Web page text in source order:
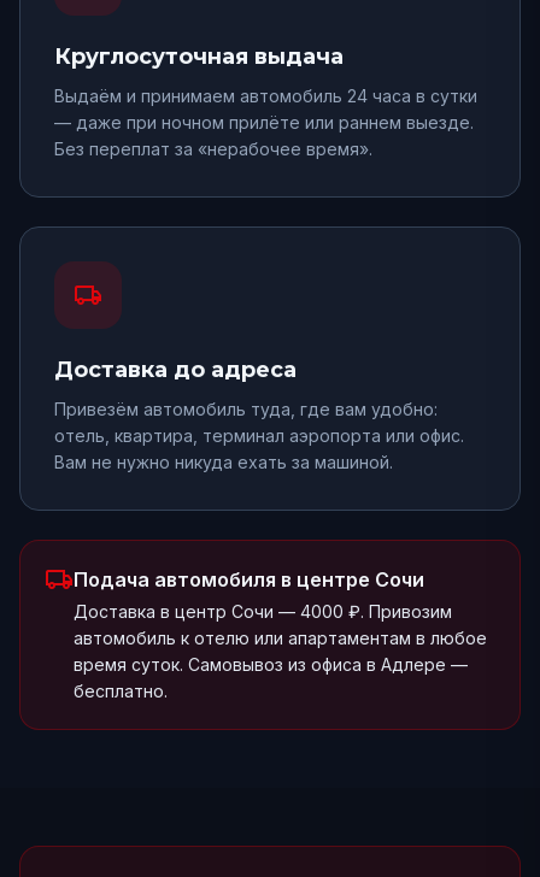
Круглосуточная выдача
Выдаём и принимаем автомобиль 24 часа в сутки
— даже при ночном прилёте или раннем выезде.
Без переплат за «нерабочее время».
local_shipping
Доставка до адреса
Привезём автомобиль туда, где вам удобно:
отель, квартира, терминал аэропорта или офис.
Вам не нужно никуда ехать за машиной.
local_shippingПодача автомобиля в центре Сочи
Доставка в центр Сочи — 4000 ₽. Привозим
автомобиль к отелю или апартаментам в любое
время суток. Самовывоз из офиса в Адлере —
бесплатно.